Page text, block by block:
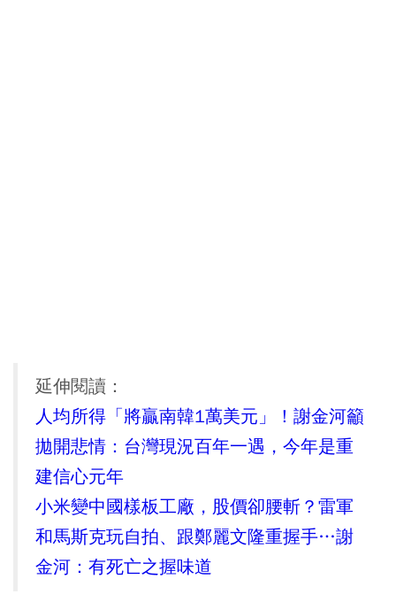
延伸閱讀：
人均所得「將贏南韓1萬美元」！謝金河籲
拋開悲情：台灣現況百年一遇，今年是重
建信心元年
小米變中國樣板工廠，股價卻腰斬？雷軍
和馬斯克玩自拍、跟鄭麗文隆重握手…謝
金河：有死亡之握味道